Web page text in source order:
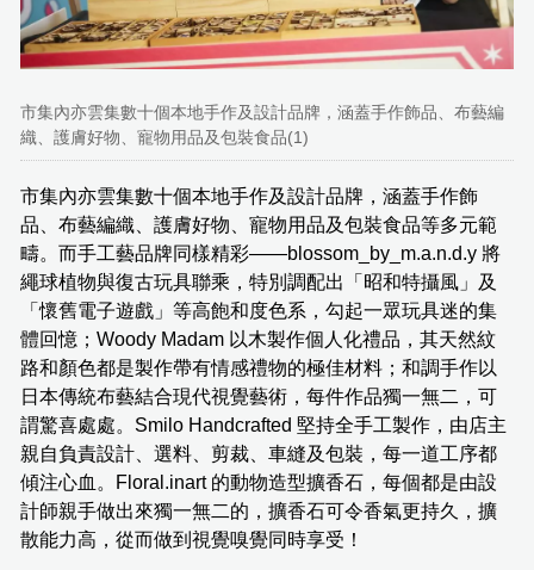
市集內亦雲集數十個本地手作及設計品牌，涵蓋手作飾品、布藝編
織、護膚好物、寵物用品及包裝食品(1)
市集內亦雲集數十個本地手作及設計品牌，涵蓋手作飾
品、布藝編織、護膚好物、寵物用品及包裝食品等多元範
疇。而手工藝品牌同樣精彩——blossom_by_m.a.n.d.y 將
繩球植物與復古玩具聯乘，特別調配出「昭和特攝風」及
「懷舊電子遊戲」等高飽和度色系，勾起一眾玩具迷的集
體回憶；Woody Madam 以木製作個人化禮品，其天然紋
路和顏色都是製作帶有情感禮物的極佳材料；和調手作以
日本傳統布藝結合現代視覺藝術，每件作品獨一無二，可
謂驚喜處處。Smilo Handcrafted 堅持全手工製作，由店主
親自負責設計、選料、剪裁、車縫及包裝，每一道工序都
傾注心血。Floral.inart 的動物造型擴香石，每個都是由設
計師親手做出來獨一無二的，擴香石可令香氣更持久，擴
散能力高，從而做到視覺嗅覺同時享受！